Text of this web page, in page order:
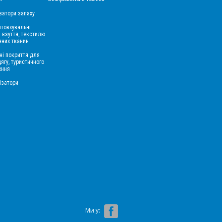
запаху
взуття, текстилю
тканин
покриття для
туристичного
Ми у: